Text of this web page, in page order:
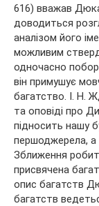
616) вважав
доводиться
аналізом його
можливим
одночасно
він примушує
багатство. І. Н.
та оповіді про
підносить нашу
першоджерела,
Зближення
присвячена
опис багатств
багатств